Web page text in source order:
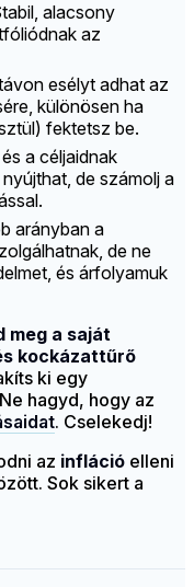
alacsony
az
esélyt adhat az
különösen ha
fektetsz be.
a céljaidnak
de számolj a
arányban a
de ne
és árfolyamuk
meg a saját
kockázattűrő
ki egy
hagyd, hogy az
. Cselekedj!
az infláció elleni
Sok sikert a